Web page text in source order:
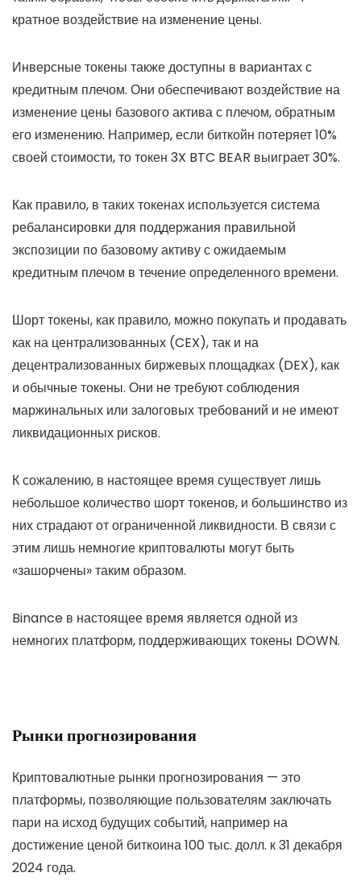
кратное воздействие на изменение цены.
Инверсные токены также доступны в вариантах с
кредитным плечом. Они обеспечивают воздействие на
изменение цены базового актива с плечом, обратным
его изменению. Например, если биткойн потеряет 10%
своей стоимости, то токен 3X BTC BEAR выиграет 30%.
Как правило, в таких токенах используется система
ребалансировки для поддержания правильной
экспозиции по базовому активу с ожидаемым
кредитным плечом в течение определенного времени.
Шорт токены, как правило, можно покупать и продавать
как на централизованных (CEX), так и на
децентрализованных биржевых площадках (DEX), как
и обычные токены. Они не требуют соблюдения
маржинальных или залоговых требований и не имеют
ликвидационных рисков.
К сожалению, в настоящее время существует лишь
небольшое количество шорт токенов, и большинство из
них страдают от ограниченной ликвидности. В связи с
этим лишь немногие криптовалюты могут быть
«зашорчены» таким образом.
Binance в настоящее время является одной из
немногих платформ, поддерживающих токены DOWN.
Рынки прогнозирования
Криптовалютные рынки прогнозирования — это
платформы, позволяющие пользователям заключать
пари на исход будущих событий, например на
достижение ценой биткоина 100 тыс. долл. к 31 декабря
2024 года.